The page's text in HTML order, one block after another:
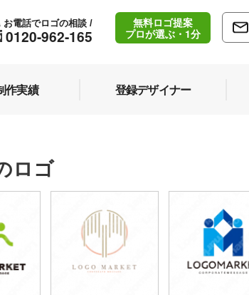
0120-962-165
お電話でロゴの相談 /
無料ロゴ提案
プロが選ぶ・1分
作実績 登録デザイナー
ロゴ